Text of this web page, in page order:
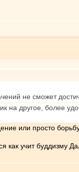
не сможет
другое, более
или просто
учит буддизму